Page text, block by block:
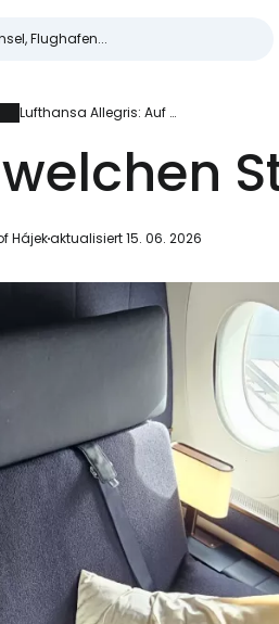
Lufthansa Allegris: Auf welchen Strecken fliegt sie?
Hájekaktualisiert 15. 06. 2026